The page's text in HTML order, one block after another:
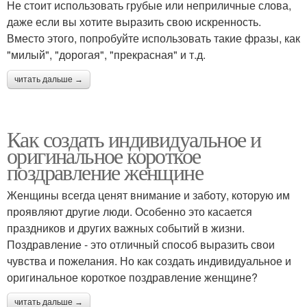
Не стоит использовать грубые или неприличные слова,
даже если вы хотите выразить свою искренность.
Вместо этого, попробуйте использовать такие фразы, как
"милый", "дорогая", "прекрасная" и т.д.
читать дальше →
Как создать индивидуальное и
оригинальное короткое
поздравление женщине
Женщины всегда ценят внимание и заботу, которую им
проявляют другие люди. Особенно это касается
праздников и других важных событий в жизни.
Поздравление - это отличный способ выразить свои
чувства и пожелания. Но как создать индивидуальное и
оригинальное короткое поздравление женщине?
читать дальше →